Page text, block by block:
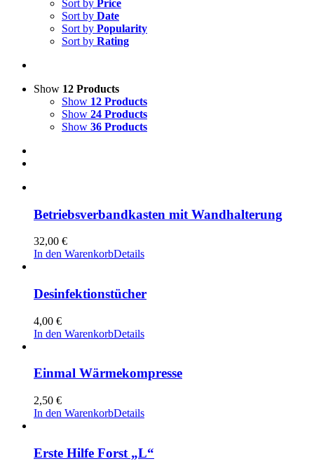
Sort by Price
Sort by Date
Sort by Popularity
Sort by Rating
Show 12 Products
Show 12 Products
Show 24 Products
Show 36 Products
Betriebsverbandkasten mit Wandhalterung
32,00 €
In den WarenkorbDetails
Desinfektionstücher
4,00 €
In den WarenkorbDetails
Einmal Wärmekompresse
2,50 €
In den WarenkorbDetails
Erste Hilfe Forst „L“